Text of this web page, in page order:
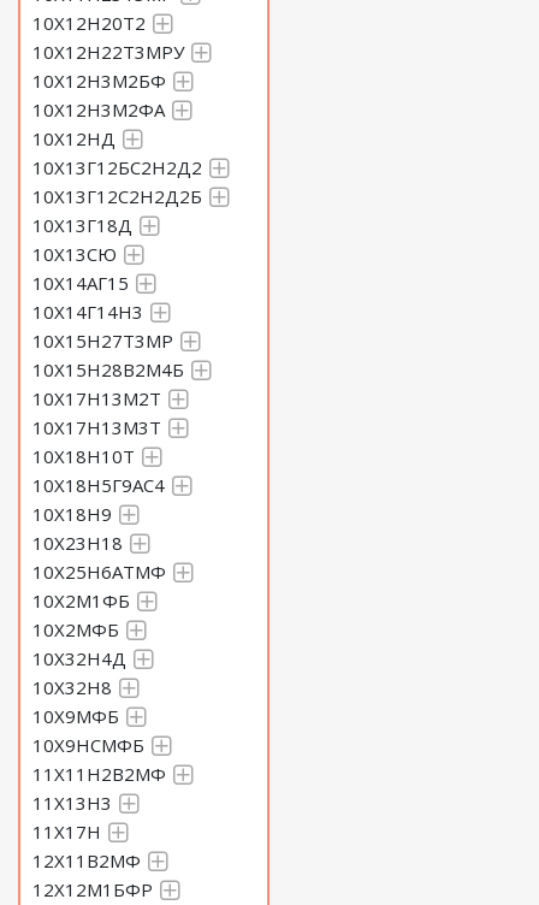
10Х12Н20Т2
10Х12Н22Т3МРУ
10Х12Н3М2БФ
10Х12Н3М2ФА
10Х12НД
10Х13Г12БС2Н2Д2
10Х13Г12С2Н2Д2Б
10Х13Г18Д
10Х13СЮ
10Х14АГ15
10Х14Г14Н3
10Х15Н27Т3МР
10Х15Н28В2М4Б
10Х17Н13М2Т
10Х17Н13М3Т
10Х18Н10Т
10Х18Н5Г9АС4
10Х18Н9
10Х23Н18
10Х25Н6АТМФ
10Х2М1ФБ
10Х2МФБ
10Х32Н4Д
10Х32Н8
10Х9МФБ
10Х9НСМФБ
11Х11Н2В2МФ
11Х13Н3
11Х17Н
12Х11В2МФ
12Х12М1БФР